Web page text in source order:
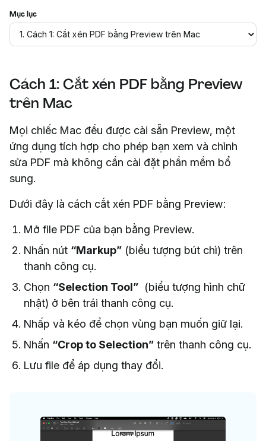
Mục lục
Cách 1: Cắt xén PDF bằng Preview
trên Mac
Mọi chiếc Mac đều được cài sẵn Preview, một
ứng dụng tích hợp cho phép bạn xem và chỉnh
sửa PDF mà không cần cài đặt phần mềm bổ
sung.
Dưới đây là cách cắt xén PDF bằng Preview:
Mở file PDF của bạn bằng Preview.
Nhấn nút “Markup” (biểu tượng bút chì) trên
thanh công cụ.
Chọn “Selection Tool” (biểu tượng hình chữ
nhật) ở bên trái thanh công cụ.
Nhấp và kéo để chọn vùng bạn muốn giữ lại.
Nhấn “Crop to Selection” trên thanh công cụ.
Lưu file để áp dụng thay đổi.